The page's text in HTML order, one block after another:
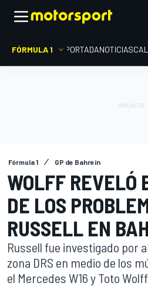
FÓRMULA 1 PORTADANOTICIAS
Fórmula 1 GP de Bahrein
WOLFF REVELÓ
DE LOS
RUSSELL EN
Russell fue investigado por
zona DRS en medio de los
el Mercedes W16 y Toto